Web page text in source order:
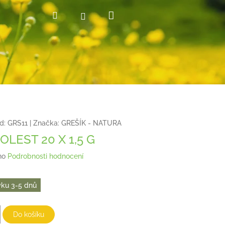
HledatPřihlášení
košík
GRS11 Značka: GREŠÍK - NATURA
20 X 1,5 G
Podrobnosti hodnocení
3-5 dnů
Do košíku